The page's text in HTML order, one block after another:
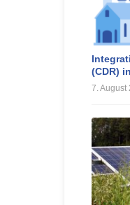
(CDR)
7. August